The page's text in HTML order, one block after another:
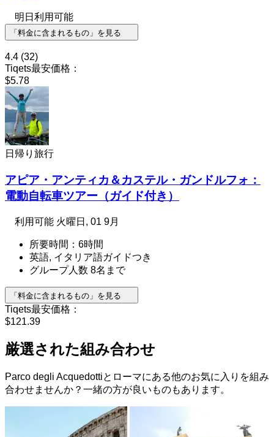
明日利用可能
「料金に含まれるもの」を見る
4.4 (32)
Tiqets最安価格：
$5.78
日帰り旅行
アピア・アンティカ＆カステル・ガンドルフォ：
電動自転車ツアー（ガイド付き）
利用可能 火曜日, 01 9月
所要時間：6時間
英語, イタリア語ガイドつき
グループ人数 8名まで
「料金に含まれるもの」を見る
Tiqets最安価格：
$121.39
厳選された組み合わせ
Parco degli Acquedottiとローマにある他のお気に入りを組み
合わせませんか？一緒の方が良いものもあります。